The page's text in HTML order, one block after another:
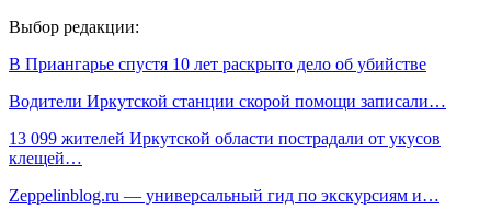
Выбор редакции:
В Приангарье спустя 10 лет раскрыто дело об убийстве
Водители Иркутской станции скорой помощи записали…
13 099 жителей Иркутской области пострадали от укусов
клещей…
Zeppelinblog.ru — универсальный гид по экскурсиям и…